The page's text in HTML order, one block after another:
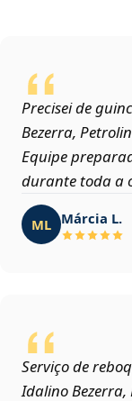
Precisei de
Bezerra,
Equipe
durante toda a
ML Márcia L.
Serviço de
Idalino Bezerra,